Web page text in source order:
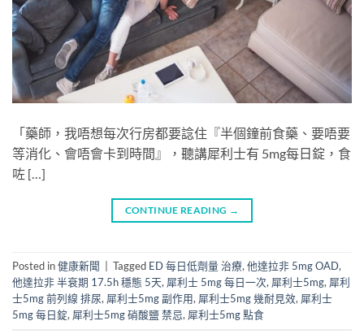
「藥師，我唔想每次行房都要諗住『半個鐘前食藥、要唔要
等消化、會唔會卡到時間』，聽講犀利士有 5mg每日錠，食
咗 […]
CONTINUE READING →
Posted in健康新聞 Tagged ED 每日低劑量 治療,他達拉非 5mg OAD,
他達拉非 半衰期 17.5h 穩態 5天, 犀利士 5mg 每日一次, 犀利士5mg, 犀利
士5mg 前列線 排尿, 犀利士5mg 副作用, 犀利士5mg 幾耐見效, 犀利士
5mg 每日錠, 犀利士5mg 硝酸鹽 禁忌, 犀利士5mg 點食